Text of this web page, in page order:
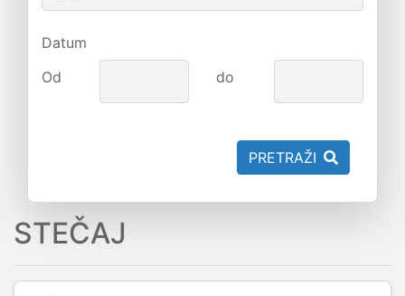
Datum
Od
do
PRETRAŽI
STEČAJ